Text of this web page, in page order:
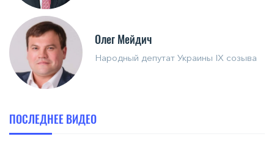
Олег Мейдич
Народный депутат Украины IX созыва
ПОСЛЕДНЕЕ ВИДЕО